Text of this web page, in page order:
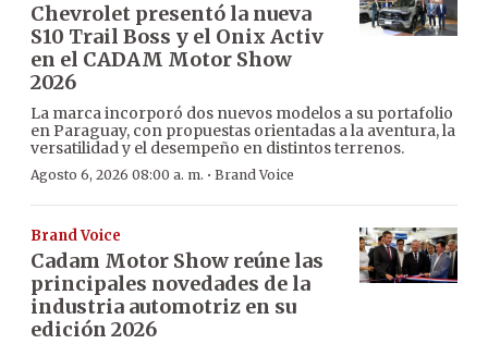
Chevrolet presentó la nueva
S10 Trail Boss y el Onix Activ
en el CADAM Motor Show
2026
La marca incorporó dos nuevos modelos a su portafolio
en Paraguay, con propuestas orientadas a la aventura, la
versatilidad y el desempeño en distintos terrenos.
Agosto 6, 2026 08:00 a. m. · Brand Voice
Brand Voice
Cadam Motor Show reúne las
principales novedades de la
industria automotriz en su
edición 2026